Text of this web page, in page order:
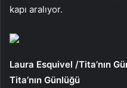
kapı aralıyor.
Laura Esquivel /Tita’nın
Tita’nın Günlüğü